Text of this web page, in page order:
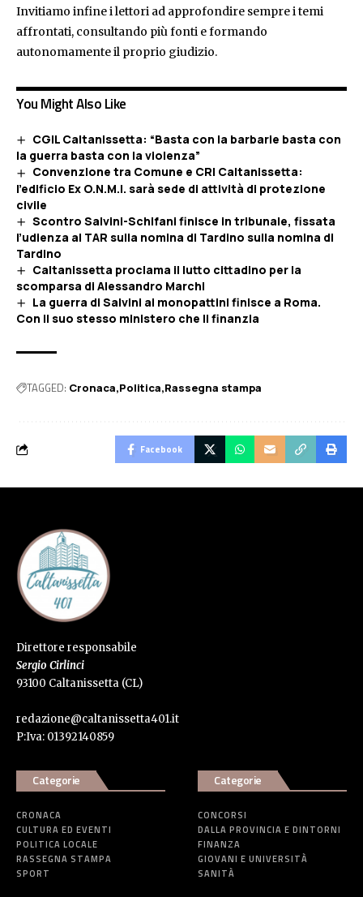
Invitiamo infine i lettori ad approfondire sempre i temi
affrontati, consultando più fonti e formando
autonomamente il proprio giudizio.
You Might Also Like
CGIL Caltanissetta: “Basta con la barbarie basta con
la guerra basta con la violenza”
Convenzione tra Comune e CRI Caltanissetta:
l’edificio Ex O.N.M.I. sarà sede di attività di protezione
civile
Scontro Salvini-Schifani finisce in tribunale, fissata
l’udienza al TAR sulla nomina di Tardino sulla nomina di
Tardino
Caltanissetta proclama il lutto cittadino per la
scomparsa di Alessandro Marchi
La guerra di Salvini ai monopattini finisce a Roma.
Con il suo stesso ministero che li finanzia
TAGGED: Cronaca Politica Rassegna stampa
Facebook
Direttore responsabile
Sergio Cirlinci
93100 Caltanissetta (CL)
redazione@caltanissetta401.it
P:Iva: 01392140859
Categorie
CRONACA
CULTURA ED EVENTI
POLITICA LOCALE
RASSEGNA STAMPA
SPORT
Categorie
CONCORSI
DALLA PROVINCIA E DINTORNI
FINANZA
GIOVANI E UNIVERSITÀ
SANITÀ